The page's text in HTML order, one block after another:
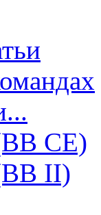
CE)
II)